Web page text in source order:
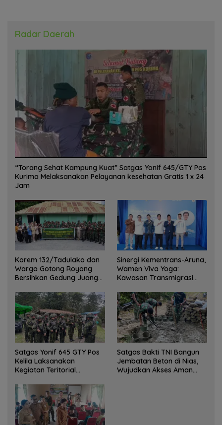
Radar Daerah
“Torang Sehat Kampung Kuat” Satgas Yonif 645/GTY Pos
Kurima Melaksanakan Pelayanan kesehatan Gratis 1 x 24
Jam
Korem 132/Tadulako dan
Warga Gotong Royong
Bersihkan Gedung Juang
Sinergi Kementrans-Aruna,
Wamen Viva Yoga:
Kawasan Transmigrasi
Ke Pasar Global
Satgas Yonif 645 GTY Pos
Kelila Laksanakan
Kegiatan Teritorial
Tokoh Adat dan Lurah
Satgas Bakti TNI Bangun
Jembatan Beton di Nias,
Wujudkan Akses Aman